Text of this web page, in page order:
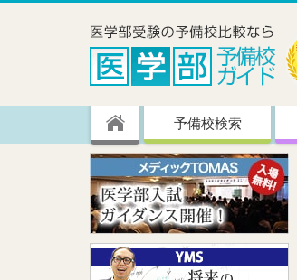
予備校検索